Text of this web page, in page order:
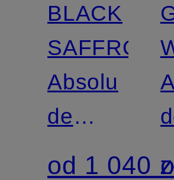
BLACK
SAFFRON
Absolu
de
Parfum
od 1 040